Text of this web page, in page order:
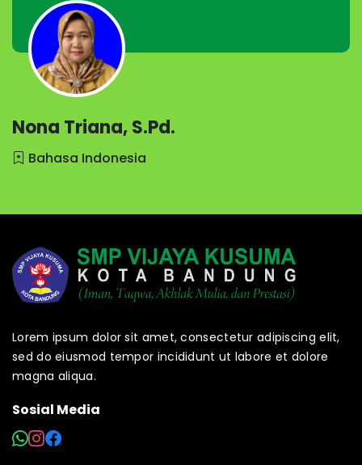
Nona Triana, S.Pd.
Bahasa Indonesia
Lorem ipsum dolor sit amet, consectetur adipiscing elit,
sed do eiusmod tempor incididunt ut labore et dolore
magna aliqua.
Sosial Media